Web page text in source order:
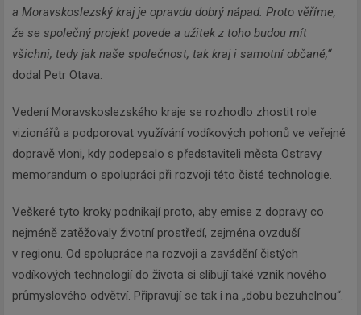
a Moravskoslezský kraj je opravdu dobrý nápad. Proto věříme,
že se společný projekt povede a užitek z toho budou mít
všichni, tedy jak naše společnost, tak kraj i samotní občané,“
dodal Petr Otava.
Vedení Moravskoslezského kraje se rozhodlo zhostit role
vizionářů a podporovat využívání vodíkových pohonů ve veřejné
dopravě vloni, kdy podepsalo s představiteli města Ostravy
memorandum o spolupráci při rozvoji této čisté technologie.
Veškeré tyto kroky podnikají proto, aby emise z dopravy co
nejméně zatěžovaly životní prostředí, zejména ovzduší
v regionu. Od spolupráce na rozvoji a zavádění čistých
vodíkových technologií do života si slibují také vznik nového
průmyslového odvětví. Připravují se tak i na „dobu bezuhelnou“.